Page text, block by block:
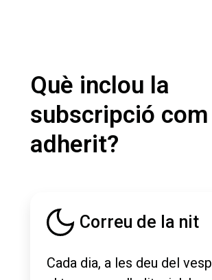
Què inclou la
subscripció com
adherit?
Correu de la nit
Cada dia, a les deu del